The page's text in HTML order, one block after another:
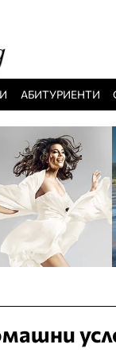
АБИТУРИЕНТИ